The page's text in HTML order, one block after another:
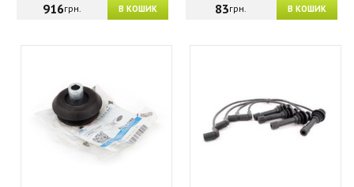
В КОШИК
916грн. В КОШИК
83грн.